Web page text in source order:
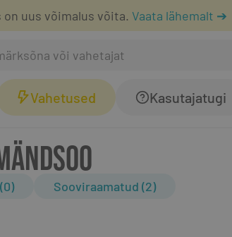
uus võimalus võita. Vaata lähemalt ➔
Vahetused Kasutajatugi
Sooviraamatud (2)